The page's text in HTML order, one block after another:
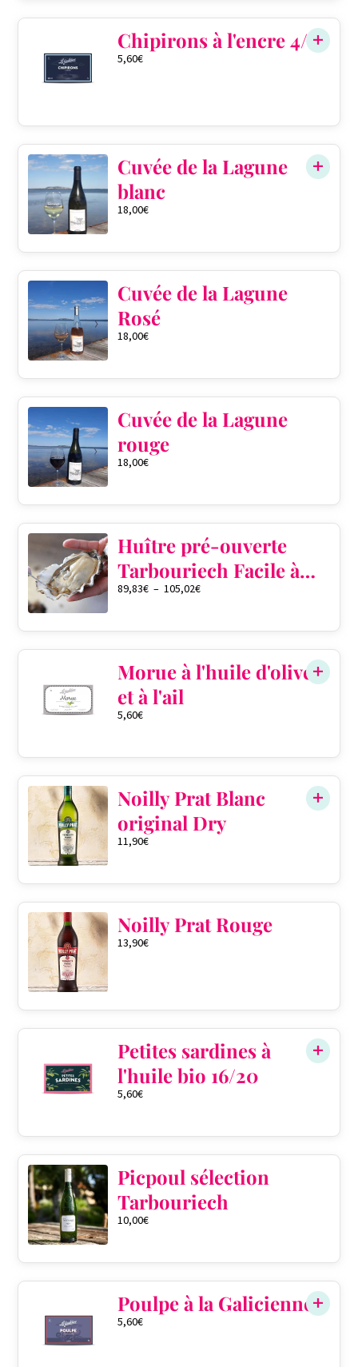
Chipirons à l'encre 4/6
5,60€
Cuvée de la Lagune
blanc
18,00€
Cuvée de la Lagune
Rosé
18,00€
Cuvée de la Lagune
rouge
18,00€
Huître pré-ouverte
Tarbouriech Facile à
ouvrir
89,83€ – 105,02€
Morue à l'huile d'olive
et à l'ail
5,60€
Noilly Prat Blanc
original Dry
11,90€
Noilly Prat Rouge
13,90€
Petites sardines à
l'huile bio 16/20
5,60€
Picpoul sélection
Tarbouriech
10,00€
Poulpe à la Galicienne
5,60€